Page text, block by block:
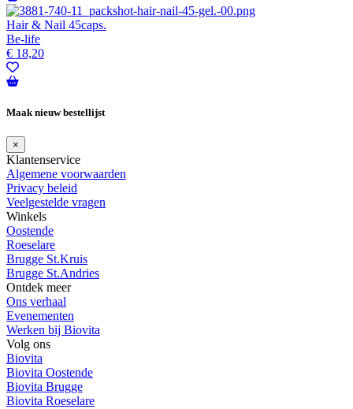
Hair & Nail 45caps.
Be-life
€ 18,20
Maak nieuw bestellijst
×
Klantenservice
Algemene voorwaarden
Privacy beleid
Veelgestelde vragen
Winkels
Oostende
Roeselare
Brugge St.Kruis
Brugge St.Andries
Ontdek meer
Ons verhaal
Evenementen
Werken bij Biovita
Volg ons
Biovita
Biovita Oostende
Biovita Brugge
Biovita Roeselare